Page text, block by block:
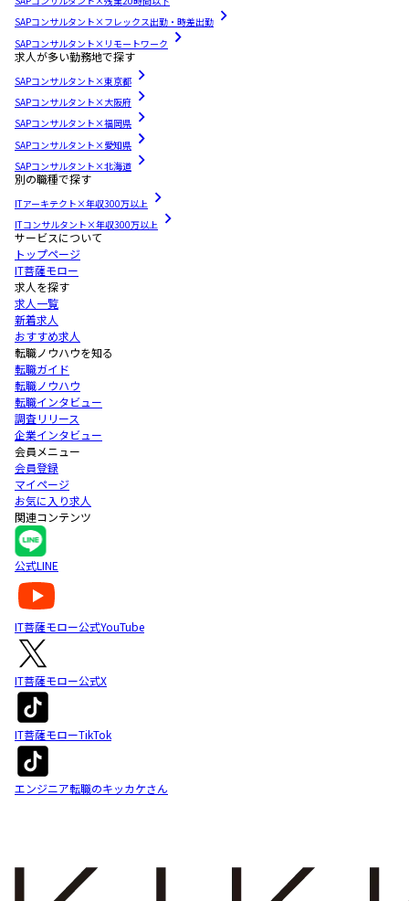
SAPコンサルタント×フレックス出勤・時差出勤
SAPコンサルタント×リモートワーク
求人が多い勤務地で探す
SAPコンサルタント×東京都
SAPコンサルタント×大阪府
SAPコンサルタント×福岡県
SAPコンサルタント×愛知県
SAPコンサルタント×北海道
別の職種で探す
ITアーキテクト×年収300万以上
ITコンサルタント×年収300万以上
サービスについて
トップページ
IT菩薩モロー
求人を探す
求人一覧
新着求人
おすすめ求人
転職ノウハウを知る
転職ガイド
転職ノウハウ
転職インタビュー
調査リリース
企業インタビュー
会員メニュー
会員登録
マイページ
お気に入り求人
関連コンテンツ
公式LINE
IT菩薩モロー公式YouTube
IT菩薩モロー公式X
IT菩薩モローTikTok
エンジニア転職のキッカケさん